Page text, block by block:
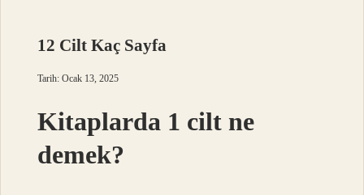
12 Cilt Kaç Sayfa
Tarih: Ocak 13, 2025
Kitaplarda 1 cilt ne
demek?